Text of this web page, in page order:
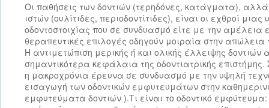
Οι παθήσεις των δοντιών (τερηδόνες, κατάγματα),
ιστών (ουλίτιδες, περιοδοντίτιδες), είναι οι εχθροί
οδοντοστοιχίας που σε συνδυασμό είτε με την
θεραπευτικές επιλογές οδηγούν μοιραία στην απώλεια
Η αντιμετώπιση μερικής ή και ολικής έλλειψης
σημαντικότερα κεφάλαια της οδοντιατρικής
η μακροχρόνια έρευνα σε συνδυασμό με την υψηλή
εισαγωγή των οδοντικών εμφυτευμάτων στην
εμφυτεύματα δοντιών ).Τι είναι το οδοντικό